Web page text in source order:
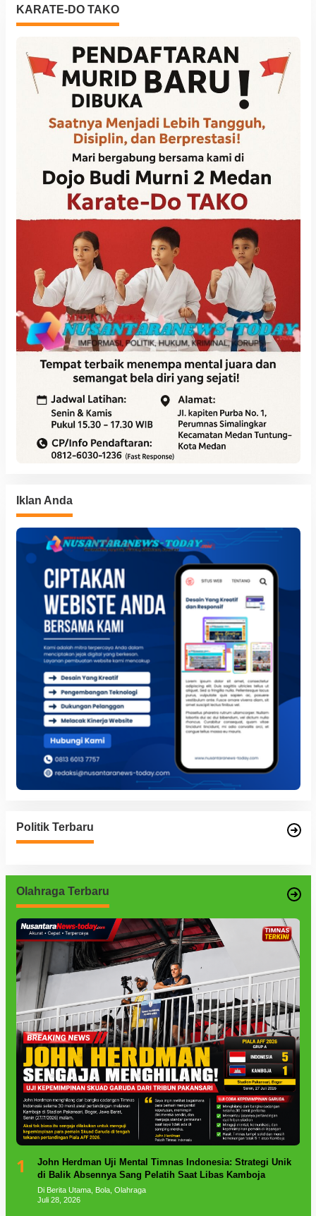
KARATE-DO TAKO
Iklan Anda
Politik Terbaru
Olahraga Terbaru
1
John Herdman Uji Mental Timnas Indonesia: Strategi Unik
di Balik Absennya Sang Pelatih Saat Libas Kamboja
Di Berita Utama, Bola, Olahraga
Juli 28, 2026